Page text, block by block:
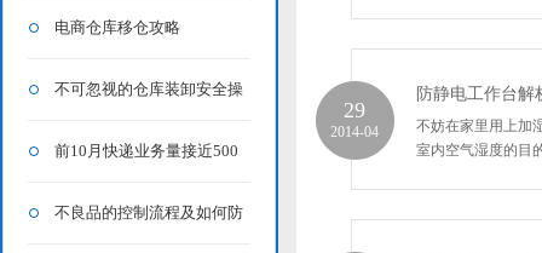
要注意这7点仓储技巧
电商仓库移仓攻略
不可忽视的仓库装卸安全操
作规范前10月快递业务量接近500
亿件 全年破600亿件在望
不良品的控制流程及如何防
防静电工作台解
不妨在家里用上加
室内空气湿度的目
29
2014-04